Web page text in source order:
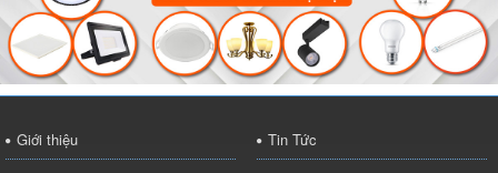
Giới thiệu
Tin Tức